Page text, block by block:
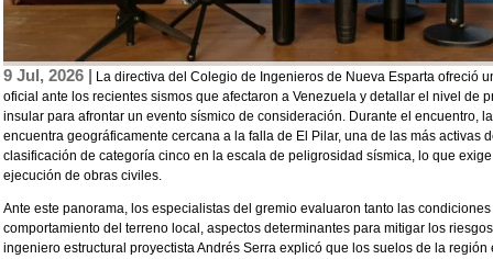
9 Jul, 2026 | La directiva del Colegio de Ingenieros de Nueva Esparta ofreció
oficial ante los recientes sismos que afectaron a Venezuela y detallar el nivel de
insular para afrontar un evento sísmico de consideración. Durante el encuentro,
encuentra geográficamente cercana a la falla de El Pilar, una de las más activas
clasificación de categoría cinco en la escala de peligrosidad sísmica, lo que
ejecución de obras civiles.
Ante este panorama, los especialistas del gremio evaluaron tanto las
comportamiento del terreno local, aspectos determinantes para mitigar los
ingeniero estructural proyectista Andrés Serra explicó que los suelos de la